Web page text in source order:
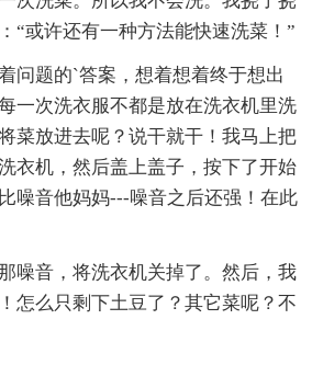
“或许还有一种方法能快速洗菜！”
问题的`答案，想着想着终于想出
一次洗衣服不都是放在洗衣机里洗
菜放进去呢？说干就干！我马上把
衣机，然后盖上盖子，按下了开始
音他妈妈---噪音之后还强！在此
噪音，将洗衣机关掉了。然后，我
怎么只剩下土豆了？其它菜呢？不